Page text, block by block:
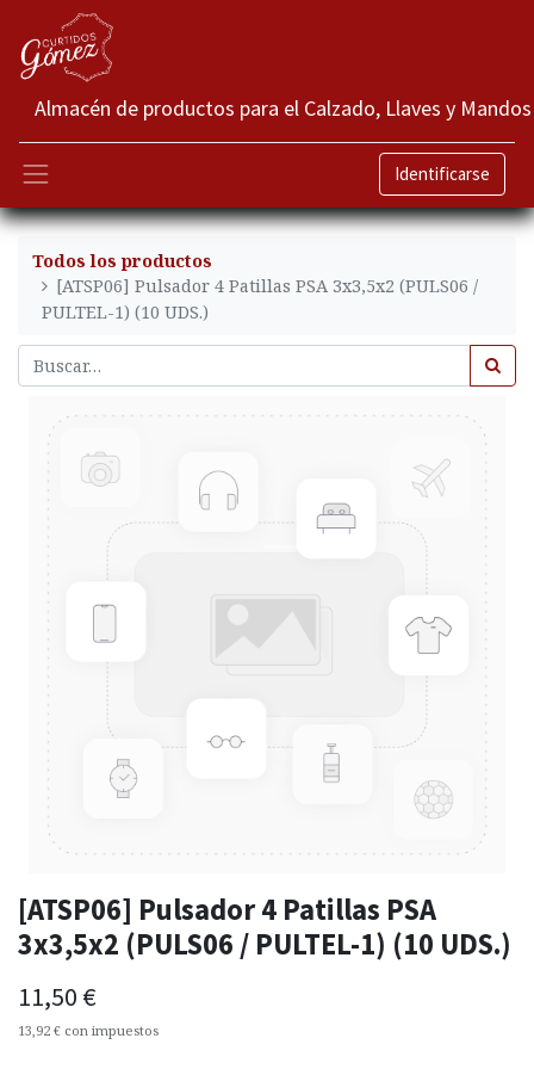
Almacén de productos para el Calzado, Llaves y Mandos
Identificarse
Todos los productos
[ATSP06] Pulsador 4 Patillas PSA 3x3,5x2 (PULS06 /
PULTEL-1) (10 UDS.)
[ATSP06] Pulsador 4 Patillas PSA
3x3,5x2 (PULS06 / PULTEL-1) (10 UDS.)
11,50 €
13,92 € con impuestos